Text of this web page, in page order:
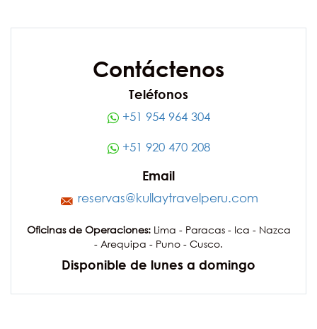
Contáctenos
Teléfonos
+51 954 964 304
+51 920 470 208
Email
reservas@kullaytravelperu.com
Oficinas de Operaciones:Lima - Paracas - Ica - Nazca
- Arequipa - Puno - Cusco.
Disponible de lunes a domingo